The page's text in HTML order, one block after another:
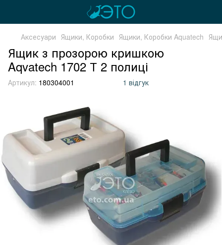
Аксесуари Ящики, Коробки Ящики, Коробки Aquatech
Ящик з прозорою кришкою
Aqvatech 1702 Т 2 полиці
Артикул: 180304001 1 відгук